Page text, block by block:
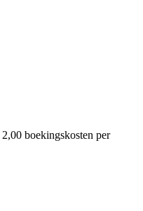
boekingskosten per